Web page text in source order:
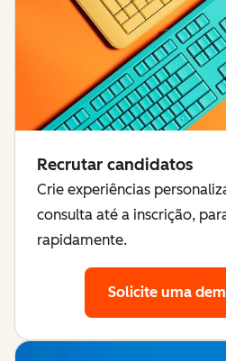
Recrutar candidatos
Crie experiências
consulta até a inscrição,
rapidamente.
Solicite uma